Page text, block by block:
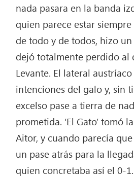
nada pasara en la banda
quien parece estar
de todo y de todos, hizo
dejó totalmente perdido al
Levante. El lateral
intenciones del galo y, sin
excelso pase a tierra de
prometida. ‘El Gato’ tomó
Aitor, y cuando parecía
un pase atrás para la
quien concretaba así el 0-